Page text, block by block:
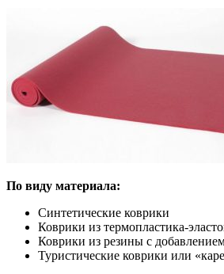
По виду материала:
Синтетические коврики
Коврики из термопластика-
Коврики из резины с
Туристические коврики или